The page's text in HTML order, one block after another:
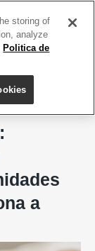
a
storing of
analyze
Politica de